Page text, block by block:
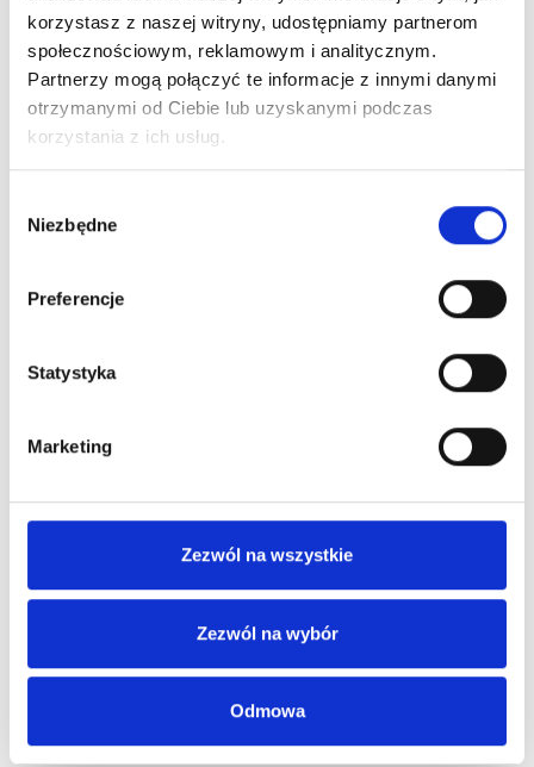
korzystasz z naszej witryny, udostępniamy partnerom
społecznościowym, reklamowym i analitycznym.
Partnerzy mogą połączyć te informacje z innymi danymi
otrzymanymi od Ciebie lub uzyskanymi podczas
korzystania z ich usług.
zgody
Niezbędne
Preferencje
Statystyka
Marketing
Zezwól na wszystkie
Zezwól na wybór
Odmowa
OLIOSETA NOURISH Ultraodżywczy Olejek Do
Włosów 30ml
68,40 zł